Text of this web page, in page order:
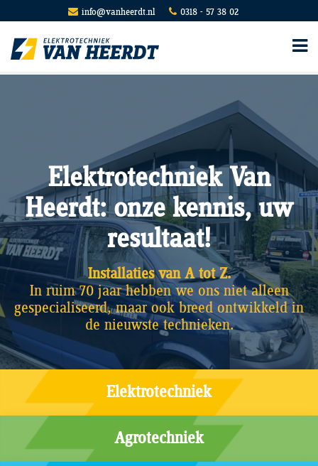
info@vanheerdt.nl 0318 - 57 38 02
Elektrotechniek Van
Heerdt: onze kennis, uw
resultaat!
Installaties van A tot Z.
In ruim 70 jaar hebben we ons niet alleen
gespecialiseerd, maar ook breed ontwikkeld in
de nieuwste technieken.
Elektrotechniek
Agrotechniek